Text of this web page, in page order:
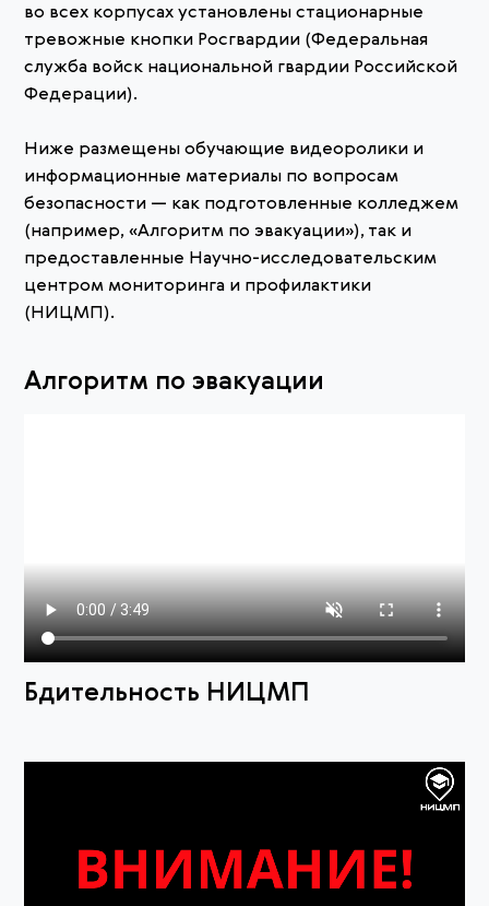
во всех корпусах установлены стационарные
тревожные кнопки Росгвардии (Федеральная
служба войск национальной гвардии Российской
Федерации).
Ниже размещены обучающие видеоролики и
информационные материалы по вопросам
безопасности — как подготовленные колледжем
(например, «Алгоритм по эвакуации»), так и
предоставленные Научно-исследовательским
центром мониторинга и профилактики
(НИЦМП).
Алгоритм по эвакуации
Бдительность НИЦМП